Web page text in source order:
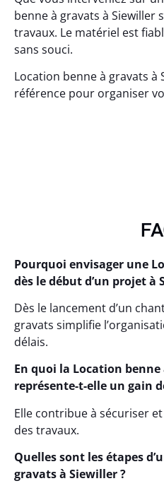
benne à gravats à Siewiller
travaux. Le matériel est
sans souci.
Location benne à gravats
référence pour organiser
Pourquoi envisager une
dès le début d’un projet à
Dès le lancement d’un
gravats simplifie
délais.
En quoi la Location
représente-t-elle un gain
Elle contribue à sécuriser
des travaux.
Quelles sont les étapes
gravats à Siewiller ?